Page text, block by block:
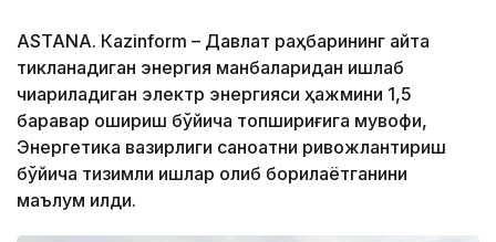
ASTANА. Кazinform – Давлат раҳбарининг қайта
тикланадиган энергия манбаларидан ишлаб
чиқариладиган электр энергияси ҳажмини 1,5
баравар ошириш бўйича топшириғига мувофиқ,
Энергетика вазирлиги саноатни ривожлантириш
бўйича тизимли ишлар олиб борилаётганини
маълум қилди.